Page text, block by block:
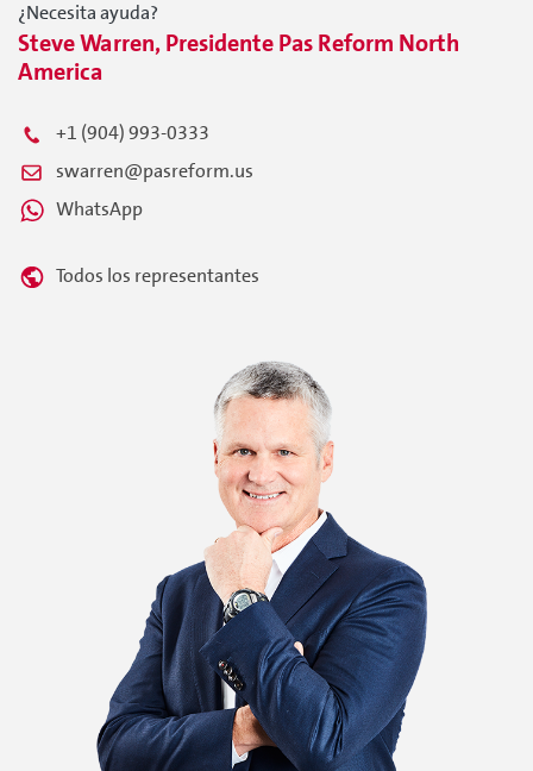
¿Necesita ayuda?
Steve Warren, Presidente Pas Reform North
America
+1 (904) 993-0333
swarren@pasreform.us
WhatsApp
Todos los representantes